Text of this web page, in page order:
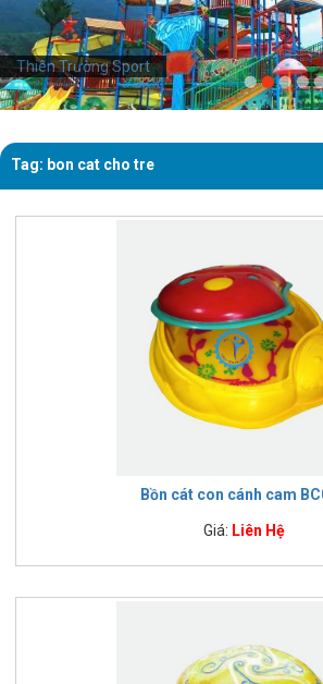
Thiên Trường Sport
Tag: bon cat cho tre
Bồn cát con cánh cam
Giá: Liên Hệ